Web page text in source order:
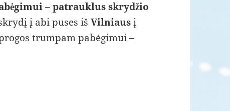
– patrauklus skrydžio
į abi puses išVilniausį
trumpam pabėgimui –